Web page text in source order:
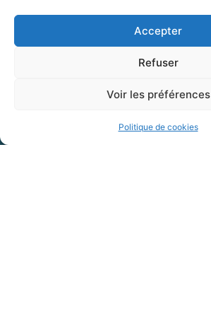
Accepter
Refuser
Voir les préférences
Politique de cookies
Mairie de Gannat